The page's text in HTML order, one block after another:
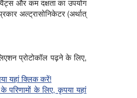
और कम दक्षता का उपयोग
अल्ट्रासोनिकेटर (अर्थात्
प्रोटोकॉल पढ़ने के लिए,
यहां क्लिक करें!
परिणामों के लिए, कृपया यहां